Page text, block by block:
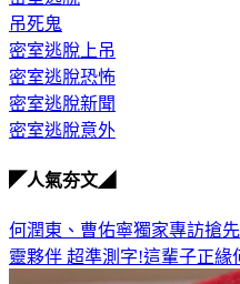
吊死鬼
密室逃脫上吊
密室逃脫恐怖
密室逃脫新聞
密室逃脫意外
◤人氣夯文◢
何潤東、曹佑寧獨家專訪搶
靈夥伴 超準測字!這輩子正緣